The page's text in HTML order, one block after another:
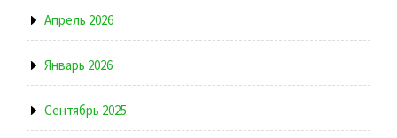
Апрель 2026
Январь 2026
Сентябрь 2025